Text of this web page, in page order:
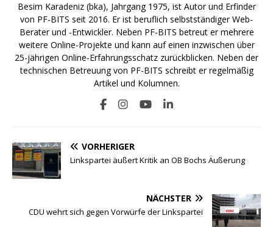
Besim Karadeniz (bka), Jahrgang 1975, ist Autor und Erfinder
von PF-BITS seit 2016. Er ist beruflich selbstständiger Web-
Berater und -Entwickler. Neben PF-BITS betreut er mehrere
weitere Online-Projekte und kann auf einen inzwischen über
25-jährigen Online-Erfahrungsschatz zurückblicken. Neben der
technischen Betreuung von PF-BITS schreibt er regelmäßig
Artikel und Kolumnen.
VORHERIGER
Linkspartei äußert Kritik an OB Bochs Äußerung
NÄCHSTER
CDU wehrt sich gegen Vorwürfe der Linkspartei